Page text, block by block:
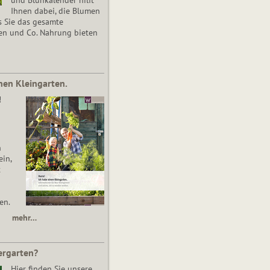
Ihnen dabei, die Blumen
Sie das gesamte
und Co. Nahrung bieten
Kleingarten.
mehr…